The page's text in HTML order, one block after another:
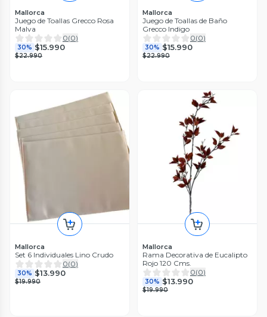
Mallorca
Juego de Toallas Grecco Rosa
Malva
0(0)
30% $15.990
$22.990
Mallorca
Juego de Toallas de Baño
Grecco Indigo
0(0)
30% $15.990
$22.990
Mallorca
Set 6 Individuales Lino Crudo
0(0)
30% $13.990
$19.990
Mallorca
Rama Decorativa de Eucalipto
Rojo 120 Cms.
0(0)
30% $13.990
$19.990